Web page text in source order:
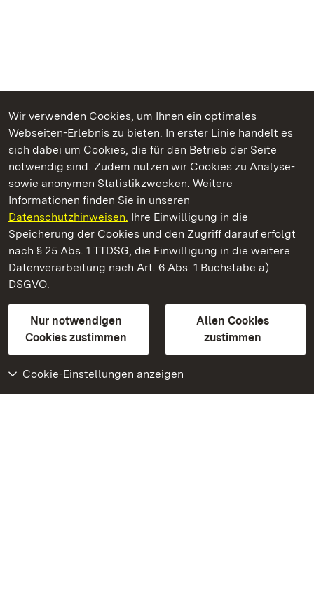
Wir verwenden Cookies, um Ihnen ein optimales
Webseiten-Erlebnis zu bieten. In erster Linie handelt es
sich dabei um Cookies, die für den Betrieb der Seite
notwendig sind. Zudem nutzen wir Cookies zu Analyse-
sowie anonymen Statistikzwecken. Weitere
Informationen finden Sie in unseren
Datenschutzhinweisen. Ihre Einwilligung in die
Speicherung der Cookies und den Zugriff darauf erfolgt
nach § 25 Abs. 1 TTDSG, die Einwilligung in die weitere
Datenverarbeitung nach Art. 6 Abs. 1 Buchstabe a)
DSGVO.
Nur notwendigen
Cookies zustimmen
Allen Cookies
zustimmen
Cookie-Einstellungen anzeigen
Kommen. Staunen. Genießen.
Staatliche Schlösser und Gärten Baden‑Württemberg
Staatliche Schlösser und Gärten Baden-Württemberg
Kontakt
GebärdenspracheLeichte Sprache
Erklärung zur Barrierefreiheit
BITV-konform (geprüfte Seiten)
Weiteres